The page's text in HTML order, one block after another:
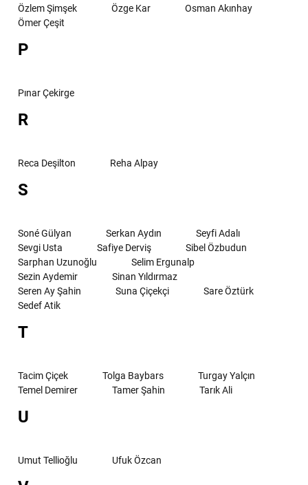
Özlem Şimşek
Özge Kar
Osman Akınhay
Ömer Çeşit
P
Pınar Çekirge
R
Reca Deşilton Reha Alpay
S
Soné Gülyan Serkan Aydın
Seyfi Adalı
Sevgi Usta
Safiye Derviş
Sibel Özbudun
Sarphan Uzunoğlu
Selim Ergunalp
Sezin Aydemir
Sinan Yıldırmaz
Seren Ay Şahin
Suna Çiçekçi
Sare Öztürk
Sedef Atik
T
Tacim Çiçek Tolga Baybars
Turgay Yalçın
Temel Demirer
Tamer Şahin Tarık Ali
U
Umut Tellioğlu Ufuk Özcan